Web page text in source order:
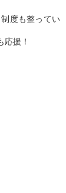
度も整ってい
援！